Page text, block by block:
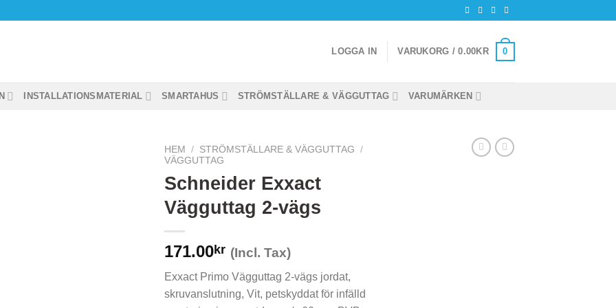
LOGGA IN VARUKORG /0.00KR 0
INSTALLATIONSMATERIAL SMARTAHUS STRÖMSTÄLLARE & VÄGGUTTAG VARUMÄRKEN
HEM / STRÖMSTÄLLARE & VÄGGUTTAG
/
VÄGGUTTAG
Schneider Exxact
Vägguttag 2-vägs
171.00kr (Incl. Tax)
Exxact Primo Vägguttag 2-vägs jordat,
skruvanslutning, Vit, petskyddat för infälld